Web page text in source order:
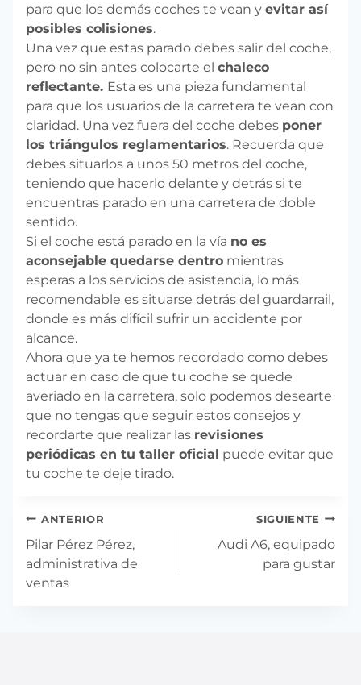
para que los demás coches te vean y evitar así
posibles colisiones.
Una vez que estas parado debes salir del coche,
pero no sin antes colocarte el chaleco
reflectante. Esta es una pieza fundamental
para que los usuarios de la carretera te vean con
claridad. Una vez fuera del coche debes poner
los triángulos reglamentarios. Recuerda que
debes situarlos a unos 50 metros del coche,
teniendo que hacerlo delante y detrás si te
encuentras parado en una carretera de doble
sentido.
Si el coche está parado en la vía no es
aconsejable quedarse dentro mientras
esperas a los servicios de asistencia, lo más
recomendable es situarse detrás del guardarrail,
donde es más difícil sufrir un accidente por
alcance.
Ahora que ya te hemos recordado como debes
actuar en caso de que tu coche se quede
averiado en la carretera, solo podemos desearte
que no tengas que seguir estos consejos y
recordarte que realizar las revisiones
periódicas en tu taller oficial puede evitar que
tu coche te deje tirado.
Navegación
de
entradas
ANTERIOR
Pilar Pérez Pérez,
administrativa de
ventas
SIGUIENTE
Audi A6, equipado
para gustar